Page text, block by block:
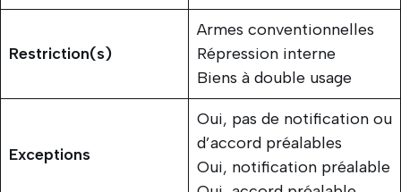
Restriction(s)
Armes conventionnelles
Répression interne
Biens à double usage
Exceptions
Oui, pas de notification ou
d’accord préalables
Oui, notification préalable